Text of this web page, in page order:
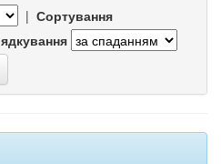
| Сортування